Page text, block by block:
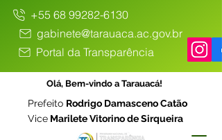
+55 68 99282-6130
gabinete@tarauaca.ac.gov.br
Portal da Transparência
Olá, Bem-vindo a Tarauacá!
Prefeito Rodrigo Damasceno Catão
Vice Marilete Vitorino de Sirqueira